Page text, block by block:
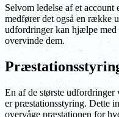
Selvom ledelse af et
medfører det også en række
udfordringer kan hjælpe
overvinde dem.
En af de største udfordringer
er præstationsstyring. Dette
overvåge præstationen for